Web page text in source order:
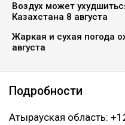
Воздух может
Казахстана 8 августа
Жаркая и сухая погода
августа
Подробности
Атырауская область: